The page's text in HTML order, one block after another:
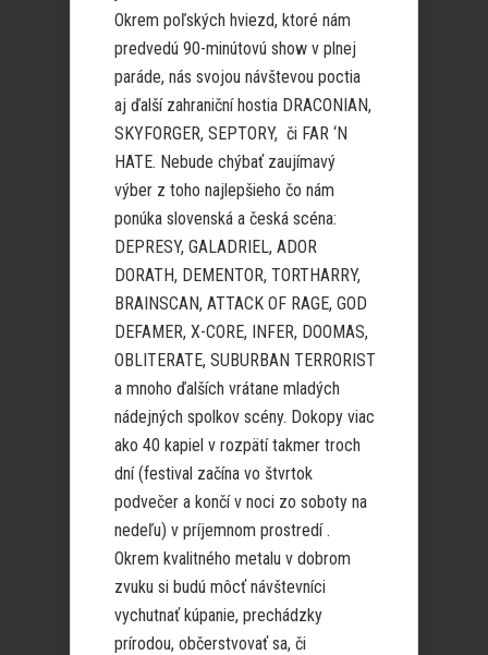
Okrem poľských hviezd, ktoré nám
predvedú 90-minútovú show v plnej
paráde, nás svojou návštevou poctia
aj ďalší zahraniční hostia DRACONIAN,
SKYFORGER, SEPTORY, či FAR ‘N
HATE. Nebude chýbať zaujímavý
výber z toho najlepšieho čo nám
ponúka slovenská a česká scéna:
DEPRESY, GALADRIEL, ADOR
DORATH, DEMENTOR, TORTHARRY,
BRAINSCAN, ATTACK OF RAGE, GOD
DEFAMER, X-CORE, INFER, DOOMAS,
OBLITERATE, SUBURBAN TERRORIST
a mnoho ďalších vrátane mladých
nádejných spolkov scény. Dokopy viac
ako 40 kapiel v rozpätí takmer troch
dní (festival začína vo štvrtok
podvečer a končí v noci zo soboty na
nedeľu) v príjemnom prostredí .
Okrem kvalitného metalu v dobrom
zvuku si budú môcť návštevníci
vychutnať kúpanie, prechádzky
prírodou, občerstvovať sa, či